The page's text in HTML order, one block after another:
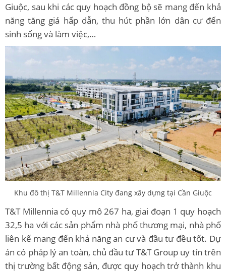
Giuộc, sau khi các quy hoạch đồng bộ sẽ mang đến khả
năng tăng giá hấp dẫn, thu hút phần lớn dân cư đến
sinh sống và làm việc,…
Khu đô thị T&T Millennia City đang xây dựng tại Cần Giuộc
T&T Millennia có quy mô 267 ha, giai đoạn 1 quy hoạch
32,5 ha với các sản phẩm nhà phố thương mại, nhà phố
liên kế mang đến khả năng an cư và đầu tư đều tốt. Dự
án có pháp lý an toàn, chủ đầu tư T&T Group uy tín trên
thị trường bất động sản, được quy hoạch trở thành khu